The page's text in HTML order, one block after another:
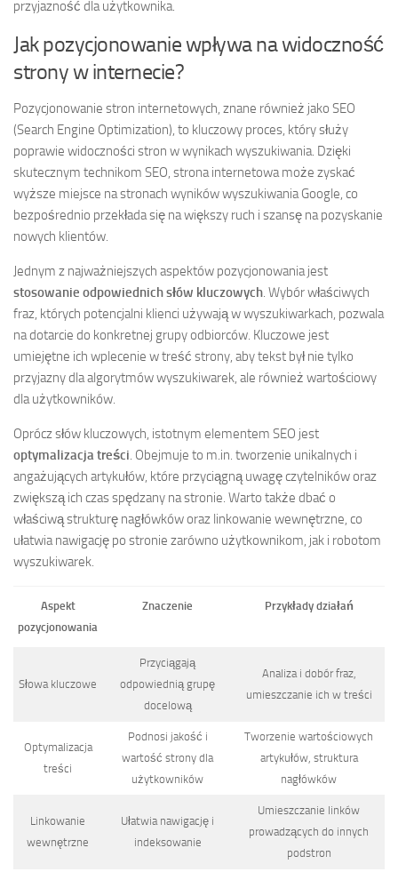
przyjazność dla użytkownika.
Jak pozycjonowanie wpływa na widoczność
strony w internecie?
Pozycjonowanie stron internetowych, znane również jako SEO
(Search Engine Optimization), to kluczowy proces, który służy
poprawie widoczności stron w wynikach wyszukiwania. Dzięki
skutecznym technikom SEO, strona internetowa może zyskać
wyższe miejsce na stronach wyników wyszukiwania Google, co
bezpośrednio przekłada się na większy ruch i szansę na pozyskanie
nowych klientów.
Jednym z najważniejszych aspektów pozycjonowania jest
stosowanie odpowiednich słów kluczowych. Wybór właściwych
fraz, których potencjalni klienci używają w wyszukiwarkach, pozwala
na dotarcie do konkretnej grupy odbiorców. Kluczowe jest
umiejętne ich wplecenie w treść strony, aby tekst był nie tylko
przyjazny dla algorytmów wyszukiwarek, ale również wartościowy
dla użytkowników.
Oprócz słów kluczowych, istotnym elementem SEO jest
optymalizacja treści. Obejmuje to m.in. tworzenie unikalnych i
angażujących artykułów, które przyciągną uwagę czytelników oraz
zwiększą ich czas spędzany na stronie. Warto także dbać o
właściwą strukturę nagłówków oraz linkowanie wewnętrzne, co
ułatwia nawigację po stronie zarówno użytkownikom, jak i robotom
wyszukiwarek.
Aspekt
pozycjonowania
Znaczenie Przykłady działań
Słowa kluczowe
Przyciągają
odpowiednią grupę
docelową
Analiza i dobór fraz,
umieszczanie ich w treści
Optymalizacja
treści
Podnosi jakość i
wartość strony dla
użytkowników
Tworzenie wartościowych
artykułów, struktura
nagłówków
Linkowanie
wewnętrzne
Ułatwia nawigację i
indeksowanie
Umieszczanie linków
prowadzących do innych
podstron